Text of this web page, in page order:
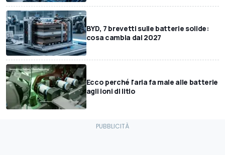
BYD, 7 brevetti sulle batterie solide:
cosa cambia dal 2027
Ecco perché l'aria fa male alle batterie
agli ioni di litio